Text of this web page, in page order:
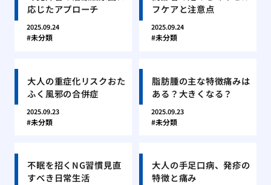
応じたアプローチ
2025.09.24
未分類
フケアと注意点
2025.09.24
未分類
大人の重症化リスクおた
ふく風邪の合併症
2025.09.23
未分類
脂肪腫の主な特徴痛みは
ある？大きくなる？
2025.09.23
未分類
不眠を招くNG習慣見直
すべき日常生活
大人の手足口病、発疹の
特徴と痛み